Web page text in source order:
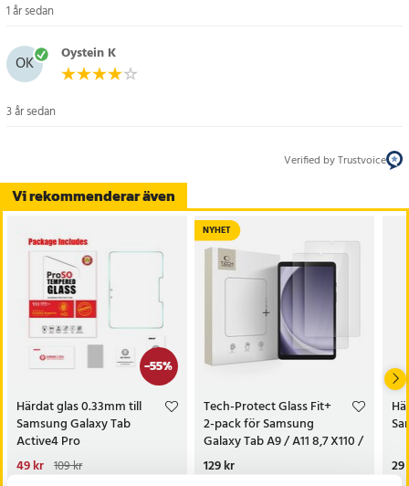
Vi rekommenderar även
-55%
Härdat glas 0.33mm till
Samsung Galaxy Tab
Active4 Pro
Nuvarande pris
49 krTidigare pris:109 kr
49 kr 109 kr
NYHET
Tech-Protect Glass Fit+
2-pack för Samsung
Galaxy Tab A9 / A11 8,7 X110 /
X115 / X133 / X135
Pris:129 kr
129 kr 29
1 år sedan
OK Oystein K
3 år sedan
Verified by Trustvoice